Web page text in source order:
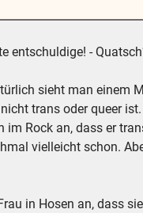
entschuldige! -
sieht man einem
trans oder queer
im Rock an, dass er
vielleicht schon.
in Hosen an, dass